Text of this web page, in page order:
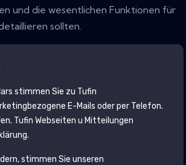
und die wesentlichen Funktionen für
sollten.
stimmen Sie zu Tufin
E-Mails oder per Telefon.
Tufin Webseiten u Mitteilungen
stimmen Sie unseren